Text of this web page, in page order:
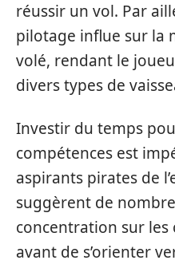
réussir un vol. Par
pilotage influe sur la
volé, rendant le
divers types de
Investir du temps
compétences est
aspirants pirates de
suggèrent de
concentration sur les
avant de s’orienter